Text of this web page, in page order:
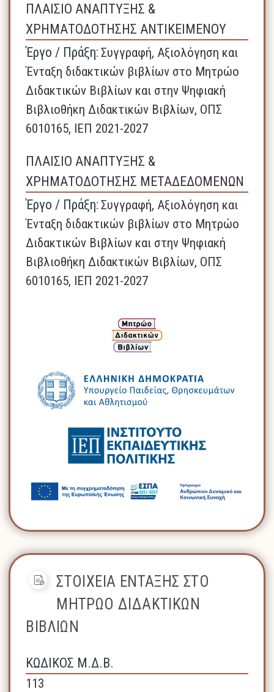
ΠΛΑΙΣΙΟ ΑΝΑΠΤΥΞΗΣ &
ΧΡΗΜΑΤΟΔΟΤΗΣΗΣ ΑΝΤΙΚΕΙΜΕΝΟΥ
Έργο / Πράξη: Συγγραφή, Αξιολόγηση και
Ένταξη διδακτικών βιβλίων στο Μητρώο
Διδακτικών Βιβλίων και στην Ψηφιακή
Βιβλιοθήκη Διδακτικών Βιβλίων, ΟΠΣ
6010165, ΙΕΠ 2021-2027
ΠΛΑΙΣΙΟ ΑΝΑΠΤΥΞΗΣ &
ΧΡΗΜΑΤΟΔΟΤΗΣΗΣ ΜΕΤΑΔΕΔΟΜΕΝΩΝ
Έργο / Πράξη: Συγγραφή, Αξιολόγηση και
Ένταξη διδακτικών βιβλίων στο Μητρώο
Διδακτικών Βιβλίων και στην Ψηφιακή
Βιβλιοθήκη Διδακτικών Βιβλίων, ΟΠΣ
6010165, ΙΕΠ 2021-2027
ΣΤΟΙΧΕΙΑ ΕΝΤΑΞΗΣ ΣΤΟ
ΜΗΤΡΩΟ ΔΙΔΑΚΤΙΚΩΝ
ΒΙΒΛΙΩΝ
ΚΩΔΙΚΟΣ Μ.Δ.Β.
113